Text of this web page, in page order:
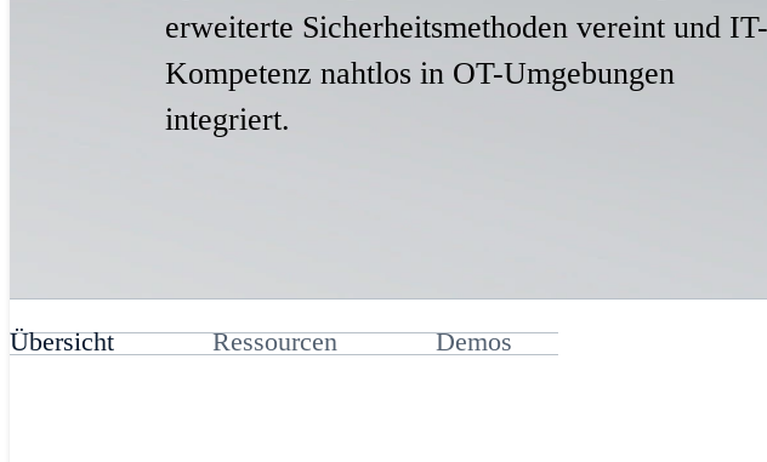
erweiterte Sicherheitsmethoden vereint und IT-
Kompetenz nahtlos in OT-Umgebungen
integriert.
Übersicht Ressourcen Demos